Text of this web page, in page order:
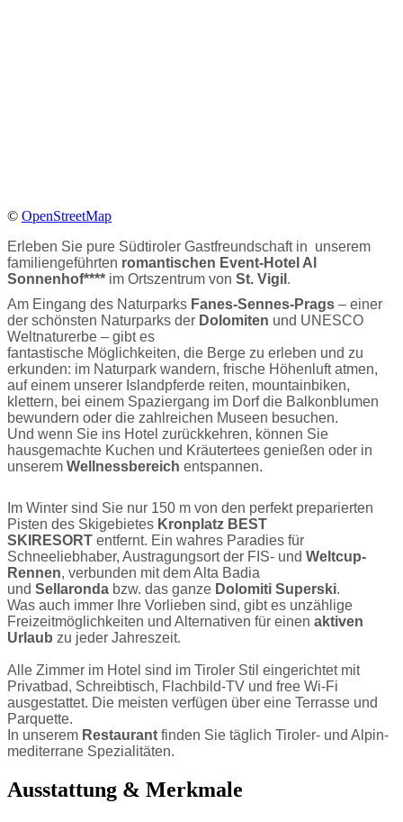
© OpenStreetMap
Erleben Sie pure Südtiroler Gastfreundschaft in unserem
familiengeführten romantischen Event-Hotel Al
Sonnenhof**** im Ortszentrum von St. Vigil .
Am Eingang des Naturparks Fanes-Sennes-Prags – einer
der schönsten Naturparks der Dolomiten und UNESCO
Weltnaturerbe – gibt es
fantastische Möglichkeiten, die Berge zu erleben und zu
erkunden: im Naturpark wandern, frische Höhenluft atmen,
auf einem unserer Islandpferde reiten, mountainbiken,
klettern, bei einem Spaziergang im Dorf die Balkonblumen
bewundern oder die zahlreichen Museen besuchen.
Und wenn Sie ins Hotel zurückkehren, können Sie
hausgemachte Kuchen und Kräutertees genießen oder in
unserem Wellnessbereich entspannen.
Im Winter sind Sie nur 150 m von den perfekt preparierten
Pisten des Skigebietes Kronplatz BEST
SKIRESORT entfernt. Ein wahres Paradies für
Schneeliebhaber, Austragungsort der FIS- und Weltcup-
Rennen, verbunden mit dem Alta Badia
und Sellaronda bzw. das ganze Dolomiti Superski.
Was auch immer Ihre Vorlieben sind, gibt es unzählige
Freizeitmöglichkeiten und Alternativen für einen aktiven
Urlaub zu jeder Jahreszeit.
Alle Zimmer im Hotel sind im Tiroler Stil eingerichtet mit
Privatbad, Schreibtisch, Flachbild-TV und free Wi-Fi
ausgestattet. Die meisten verfügen über eine Terrasse und
Parquette.
In unserem Restaurant finden Sie täglich Tiroler- und Alpin-
mediterrane Spezialitäten.
Ausstattung & Merkmale